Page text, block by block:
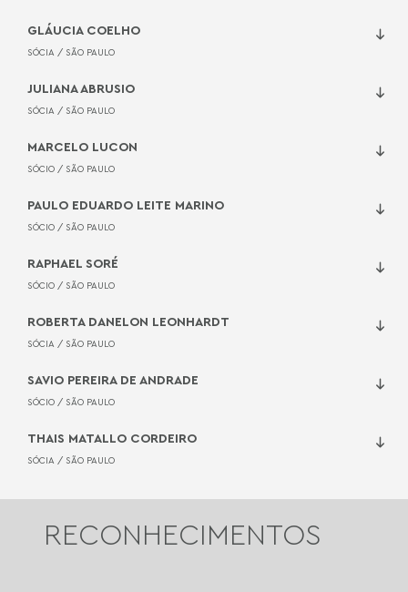
8
GESTÃO DE CRISE: VANTAGENS DA
MEDIAÇÃO EXTRAJUDICIAL
ARTIGO
10
A IMPORTÂNCIA DE DELIMITAR OS
DIFERENTES DANOS EM UMA CRISE
GLÁUCIA COELHO
SÓCIA / SÃO PAULO
JULIANA ABRUSIO
SÓCIA / SÃO PAULO
MARCELO LUCON
SÓCIO / SÃO PAULO
PAULO EDUARDO LEITE MARINO
SÓCIO / SÃO PAULO
RAPHAEL SORÉ
SÓCIO / SÃO PAULO
ROBERTA DANELON LEONHARDT
SÓCIA / SÃO PAULO
SAVIO PEREIRA DE ANDRADE
SÓCIO / SÃO PAULO
THAIS MATALLO CORDEIRO
SÓCIA / SÃO PAULO
RECONHECIMENTOS